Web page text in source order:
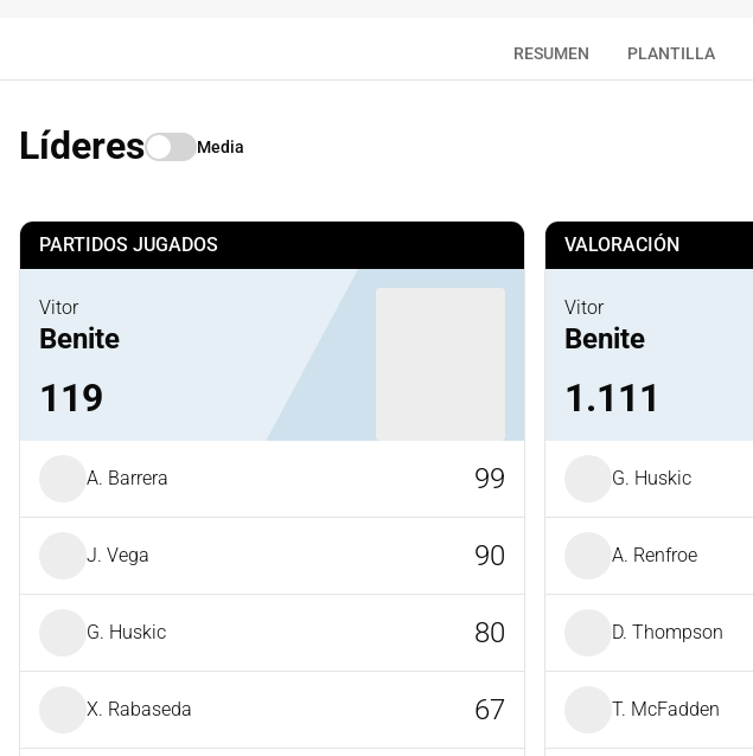
RESUMEN PLANTILLA
Líderes Media
PARTIDOS JUGADOS
Vitor
Benite
119
A. Barrera 99
J. Vega 90
G. Huskic 80
X. Rabaseda 67
VALORACIÓN
Vitor
Benite
1.111
G. Huskic
A. Renfroe
D. Thompson
T. McFadden